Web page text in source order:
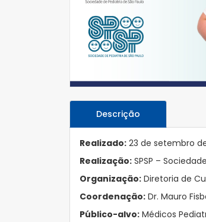
Descrição
Realizado: 23 de setembro
Realização: SPSP –
Organização: Diretoria de
Coordenação: Dr. Mauro
Público-alvo: Médicos